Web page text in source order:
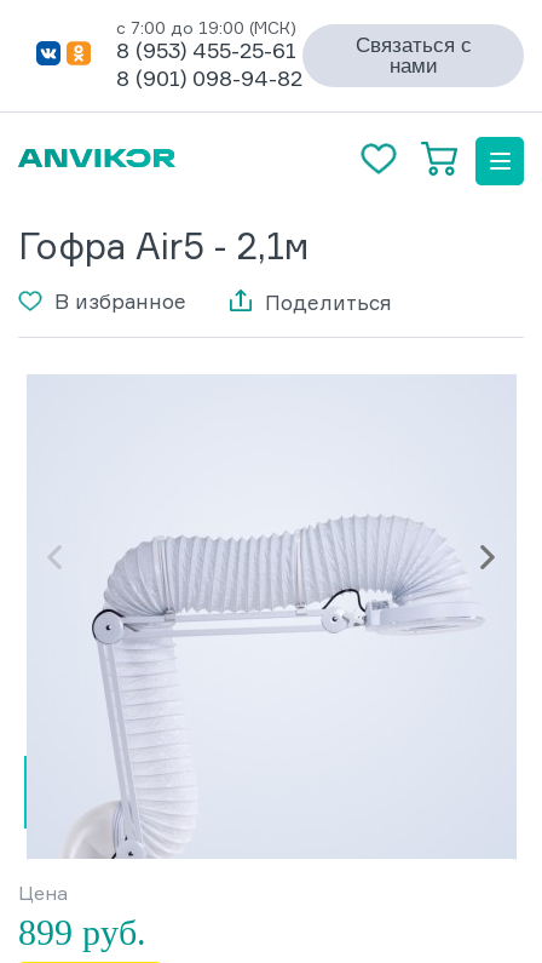
с 7:00 до 19:00 (МСК)
8 (953) 455-25-61
8 (901) 098-94-82
Связаться с
нами
Гофра Air5 - 2,1м
В избранное Поделиться
Цена
899 руб.